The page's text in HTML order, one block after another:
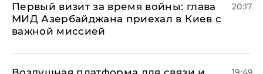
Первый визит за время войны: глава
МИД Азербайджана приехал в Киев с
важной миссией
20:17